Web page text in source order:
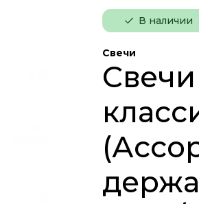
В наличии
Свечи